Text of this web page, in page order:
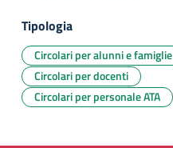
Tipologia
Circolari per alunni e famiglie
Circolari per docenti
Circolari per personale ATA